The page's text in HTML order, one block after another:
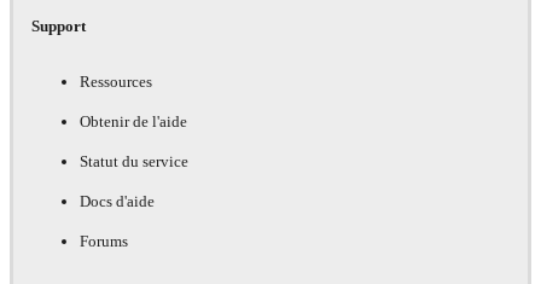
Support
Ressources
Obtenir de l'aide
Statut du service
Docs d'aide
Forums